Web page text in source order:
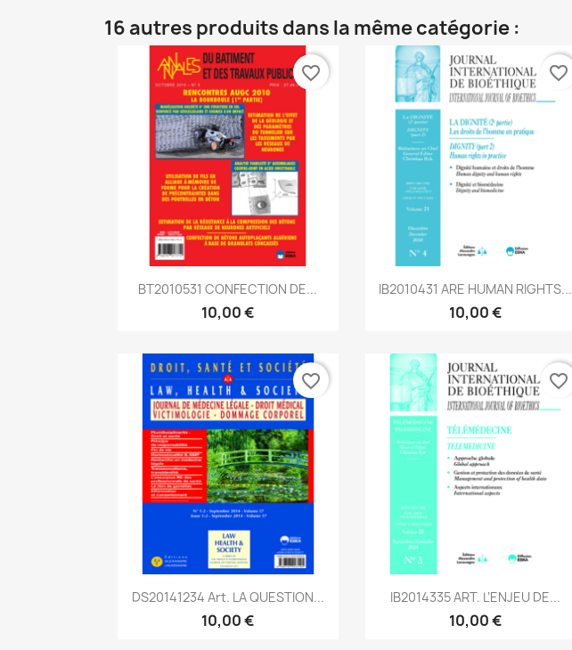
16 autres produits dans la même catégorie :
Aperçu rapide
BT2010531 CONFECTION DE...
10,00 €
favorite_border
Aperçu rapide
IB2010431 ARE HUMAN RIGHTS...
10,00 €
favorite_border
Aperçu rapide
DS20141234 Art. LA QUESTION...
10,00 €
favorite_border
Aperçu rapide
IB2014335 ART. L’ENJEU DE...
10,00 €
favorite_border